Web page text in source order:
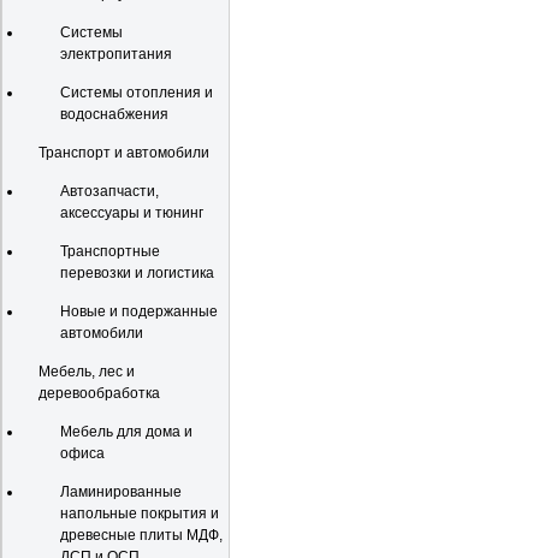
Системы
электропитания
Системы отопления и
водоснабжения
Транспорт и автомобили
Автозапчасти,
аксессуары и тюнинг
Транспортные
перевозки и логистика
Новые и подержанные
автомобили
Мебель, лес и
деревообработка
Мебель для дома и
офиса
Ламинированные
напольные покрытия и
древесные плиты МДФ,